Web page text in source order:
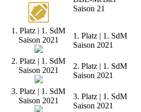
Saison 21
1. Platz | 1. SdM
Saison 2021
1. Platz | 1. SdM
Saison 2021
2. Platz | 1. SdM
Saison 2021
2. Platz | 1. SdM
Saison 2021
3. Platz | 1. SdM
Saison 2021
3. Platz | 1. SdM
Saison 2021